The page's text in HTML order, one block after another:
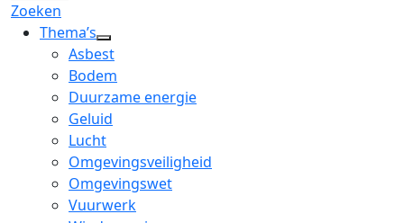
Zoeken
Thema’s
open
dropdown
menu
Asbest
Bodem
Duurzame energie
Geluid
Lucht
Omgevingsveiligheid
Omgevingswet
Vuurwerk